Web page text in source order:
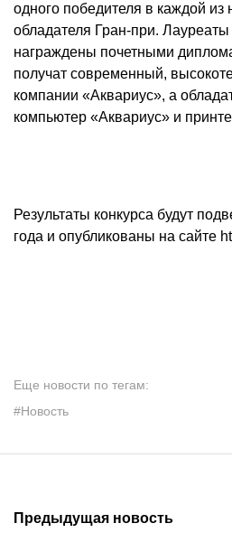
одного победителя в каждой из
обладателя Гран-при. Лауреаты
награждены почетными
получат современный,
компании «Аквариус», а
компьютер «Аквариус» и
Результаты конкурса будут
года и опубликованы на сайте
Еще новости по тегам:
#Новость
Предыдущая новость